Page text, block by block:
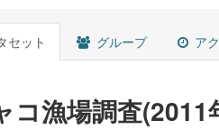
セット グループ ア
コ漁場調査(2011